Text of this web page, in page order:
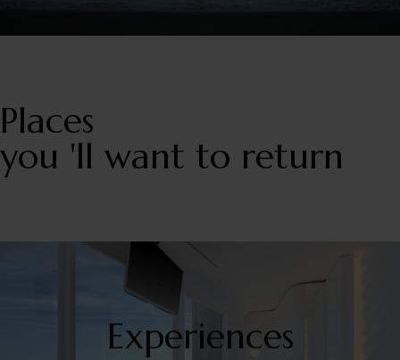
Places
you 'll want to return
Experiences